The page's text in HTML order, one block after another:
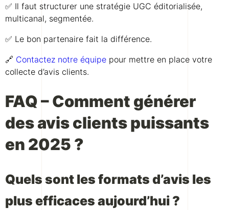
✅ Il faut structurer une stratégie UGC éditorialisée,
multicanal, segmentée.
✅ Le bon partenaire fait la différence.
🔗 Contactez notre équipe pour mettre en place votre
collecte d’avis clients.
FAQ – Comment générer
des avis clients puissants
en 2025 ?
Quels sont les formats d’avis les
plus efficaces aujourd’hui ?